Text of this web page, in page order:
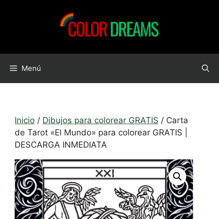
Menú
Inicio / Dibujos para colorear GRATIS / Carta
de Tarot «El Mundo» para colorear GRATIS |
DESCARGA INMEDIATA